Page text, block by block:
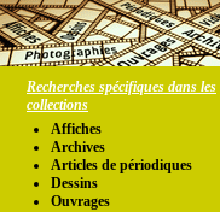
Recherches spécifiques dans les
collections
Affiches
Archives
Articles de périodiques
Dessins
Ouvrages